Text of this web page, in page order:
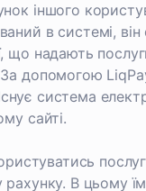
іншого
в системі,
що надають
допомогою
система
сайті.
рахунку. В цьому